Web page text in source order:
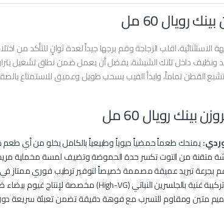
رويال 60 مل
اقلب الزجاجة وقم برجها جيداً لعدة ثوانٍ للتأكد من
بينك رويال 60 مل
يمنحك طعماً حمضياً حيوياً وطبيعياً بالكامل يخلو من أي
متقنة من التوت تكسر حدة الحموضة وتضيف لمسة مخملية
بجرعة تبريد عميقة مصممة خصيصاً لتوفير ترطيب فوري ممتاز
تركيبة غنية بالجلسرين النباتي (High-VG) مخصصة لإنتاج غيوم بيضاء ضخمة وثقيلة في الهواء.
متين ومقاوم للتسرب مع فوهة دقيقة تضمن تعبئة سريعة